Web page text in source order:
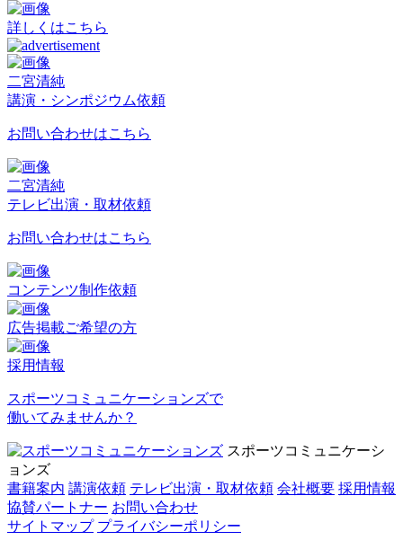
詳しくはこちら
二宮清純
講演・シンポジウム依頼
お問い合わせはこちら
二宮清純
テレビ出演・取材依頼
お問い合わせはこちら
コンテンツ制作依頼
広告掲載ご希望の方
採用情報
スポーツコミュニケーションズで
働いてみませんか？
スポーツコミュニケーシ
ョンズ
書籍案内 講演依頼 テレビ出演・取材依頼 会社概要 採用情報
協賛パートナー お問い合わせ
サイトマップ プライバシーポリシー